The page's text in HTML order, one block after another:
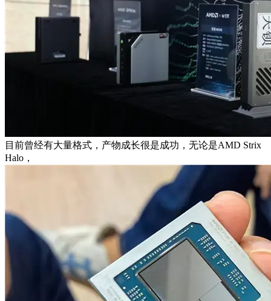
目前曾经有大量格式，产物成长很是成功，无论是AMD Strix
Halo，